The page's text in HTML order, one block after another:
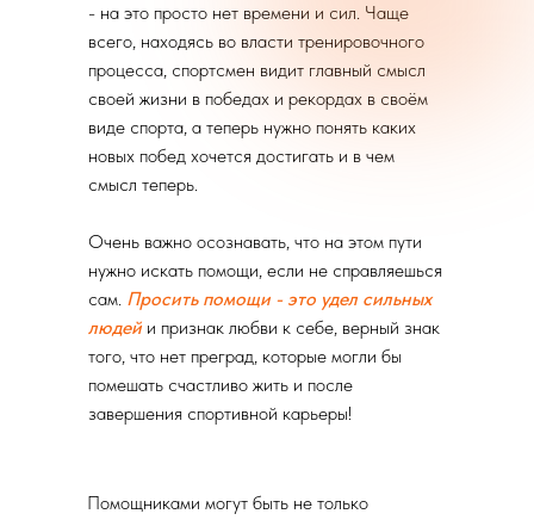
- на это просто нет времени и сил. Чаще
всего, находясь во власти тренировочного
процесса, спортсмен видит главный смысл
своей жизни в победах и рекордах в своём
виде спорта, а теперь нужно понять каких
новых побед хочется достигать и в чем
смысл теперь.
Очень важно осознавать, что на этом пути
нужно искать помощи, если не справляешься
сам. Просить помощи - это удел сильных
людей и признак любви к себе, верный знак
того, что нет преград, которые могли бы
помешать счастливо жить и после
завершения спортивной карьеры!
Помощниками могут быть не только